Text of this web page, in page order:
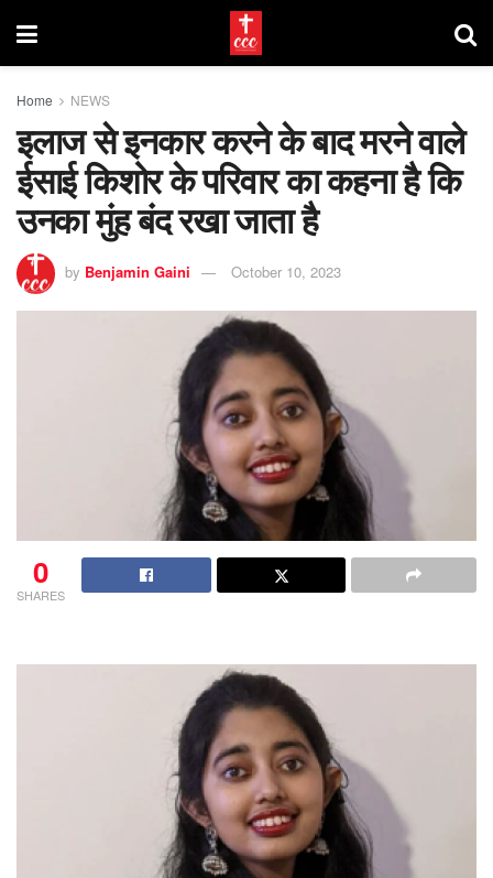
Home NEWS
इलाज से इनकार करने के बाद मरने वाले
ईसाई किशोर के परिवार का कहना है कि
उनका मुंह बंद रखा जाता है
by Benjamin Gaini October 10, 2023
0
SHARES